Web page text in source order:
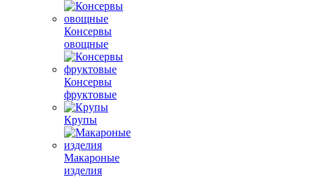
Консервы
овощные
Консервы
фруктовые
Крупы
Макароные
изделия